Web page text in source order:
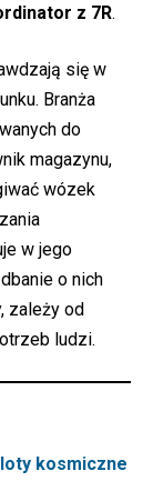
z 7R.
się w
Branża
do
magazynu,
wózek
w jego
o nich
zależy od
ludzi.
kosmiczne